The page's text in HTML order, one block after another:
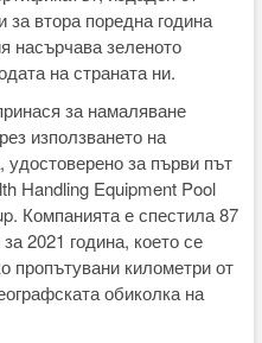
втора поредна година
насърчава зеленото
на страната ни.
за намаляване
използването на
удостоверено за първи път
Handling Equipment Pool
Компанията е спестила 87
2021 година, което се
пропътувани километри от
обиколка на